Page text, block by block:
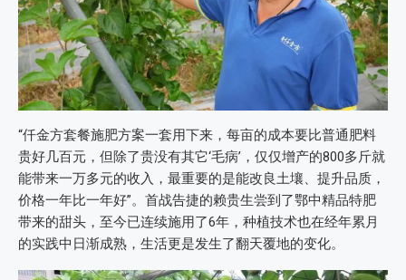
“仟金方套餐施肥方案一套用下来，每亩的成本要比普通肥料
贵好几百元，但除了贵没有其它‘毛病’，仅仅增产的800多斤就
能带来一万多元的收入，最重要的是能改良土壤、提升品质，
价格一年比一年好”。首战告捷的赖贵生尝到了鄂中精品特肥
带来的甜头，至今已连续施用了6年，种植技术也在经年累月
的实践中日渐成熟，生活更是发生了翻天覆地的变化。